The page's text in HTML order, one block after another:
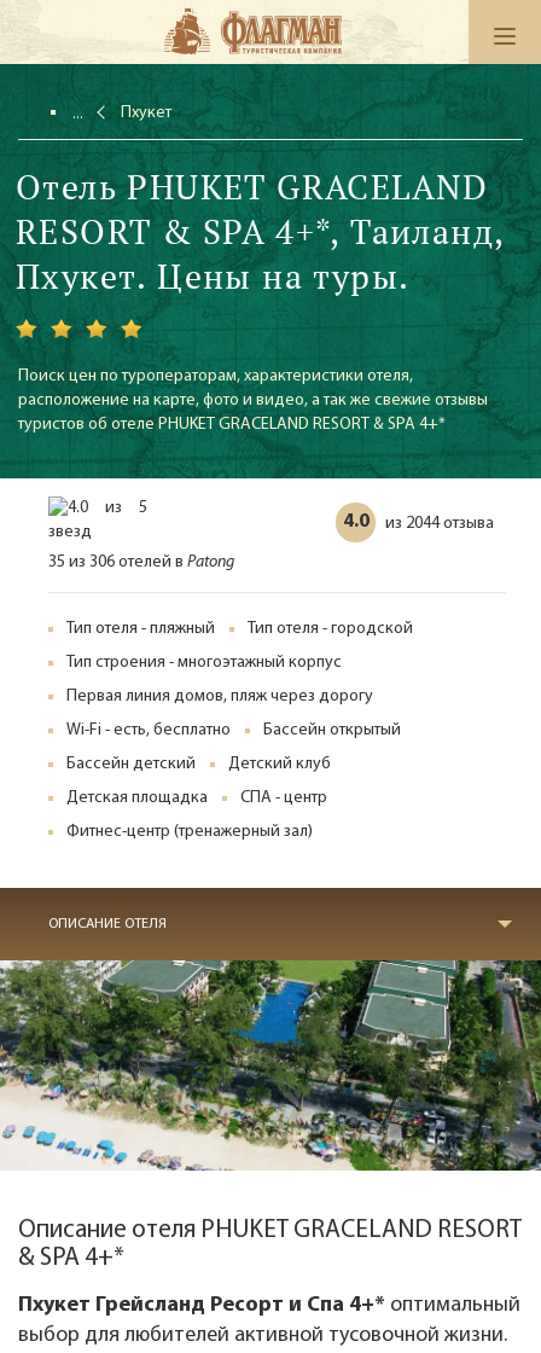
Пхукет
Отель PHUKET GRACELAND
RESORT & SPA 4+*, Таиланд,
Пхукет. Цены на туры.
Поиск цен по туроператорам, характеристики отеля,
расположение на карте, фото и видео, а так же свежие отзывы
туристов об отеле PHUKET GRACELAND RESORT & SPA 4+*
4.0 из 2044 отзыва
35 из 306 отелей в Patong
Тип отеля - пляжный
Тип отеля - городской
Тип строения - многоэтажный корпус
Первая линия домов, пляж через дорогу
Wi-Fi - есть, бесплатно
Бассейн открытый
Бассейн детский
Детский клуб
Детская площадка
СПА - центр
Фитнес-центр (тренажерный зал)
ОПИСАНИЕ ОТЕЛЯ
Описание отеля PHUKET GRACELAND RESORT
& SPA 4+*
Пхукет Грейсланд Ресорт и Спа 4+* оптимальный
выбор для любителей активной тусовочной жизни.